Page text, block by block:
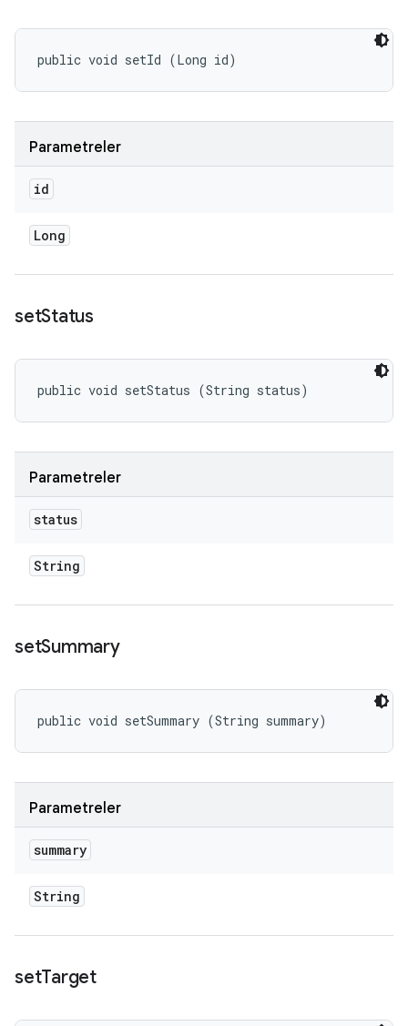
public void setId (Long id)
Parametreler
id
Long
setStatus
public void setStatus (String status)
Parametreler
status
String
setSummary
public void setSummary (String summary)
Parametreler
summary
String
setTarget